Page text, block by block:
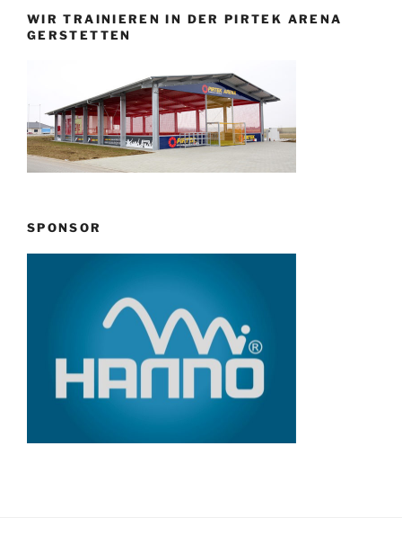
WIR TRAINIEREN IN DER PIRTEK ARENA
GERSTETTEN
SPONSOR